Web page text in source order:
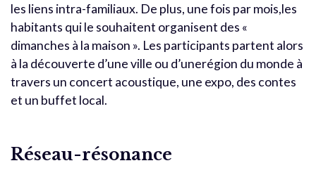
les liens intra-familiaux. De plus, une fois par mois,les
habitants qui le souhaitent organisent des «
dimanches à la maison ». Les participants partent alors
à la découverte d’une ville ou d’unerégion du monde à
travers un concert acoustique, une expo, des contes
et un buffet local.
Réseau-résonance